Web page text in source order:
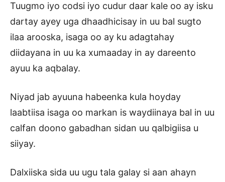
Tuugmo iyo codsi iyo cudur daar kale oo ay isku
dartay ayey uga dhaadhicisay in uu bal sugto
ilaa arooska, isaga oo ay ku adagtahay
diidayana in uu ka xumaaday in ay dareento
ayuu ka aqbalay.
Niyad jab ayuuna habeenka kula hoyday
laabtiisa isaga oo markan is waydiinaya bal in uu
calfan doono gabadhan sidan uu qalbigiisa u
siiyay.
Dalxiiska sida uu ugu tala galay si aan ahayn